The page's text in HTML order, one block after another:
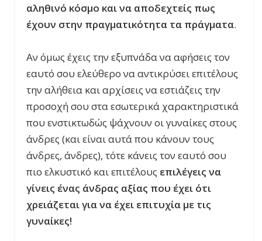
αληθινό κόσμο και να αποδεχτείς πως
έχουν στην πραγματικότητα τα πράγματα.
Αν όμως έχεις την εξυπνάδα να αφήσεις τον
εαυτό σου ελεύθερο να αντικρύσει επιτέλους
την αλήθεια και αρχίσεις να εστιάζεις την
προσοχή σου στα εσωτερικά χαρακτηριστικά
που ενστικτωδώς ψάχνουν οι γυναίκες στους
άνδρες (και είναι αυτά που κάνουν τους
άνδρες, άνδρες), τότε κάνεις τον εαυτό σου
πιο ελκυστικό και επιτέλους επιλέγεις να
γίνεις ένας άνδρας αξίας που έχει ότι
χρειάζεται για να έχει επιτυχία με τις
γυναίκες!